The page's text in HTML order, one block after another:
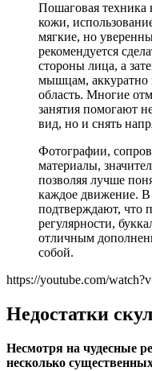
Пошаговая техника
кожи,
мягкие, но
рекомендуется
стороны лица, а
мышцам, аккуратно
область. Многие
занятия помогают
вид, но и снять
Фотографии,
материалы,
позволяя лучше
каждое движение. В
подтверждают, что
регулярности,
отличным
собой.
https://youtube.com/
Недостатки
Несмотря на чудесные
несколько